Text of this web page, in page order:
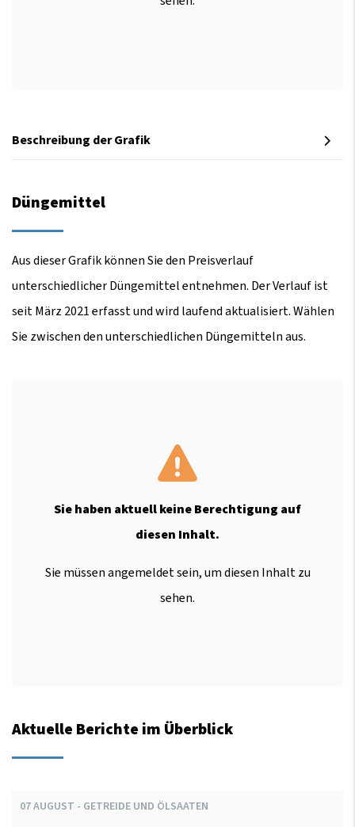
Beschreibung der Grafik
Düngemittel
Aus dieser Grafik können Sie den Preisverlauf
unterschiedlicher Düngemittel entnehmen. Der Verlauf ist
seit März 2021 erfasst und wird laufend aktualisiert. Wählen
Sie zwischen den unterschiedlichen Düngemitteln aus.
Sie haben aktuell keine Berechtigung auf
diesen Inhalt.
Sie müssen angemeldet sein, um diesen Inhalt zu
sehen.
Aktuelle Berichte im Überblick
07AUGUST - GETREIDE UND ÖLSAATEN